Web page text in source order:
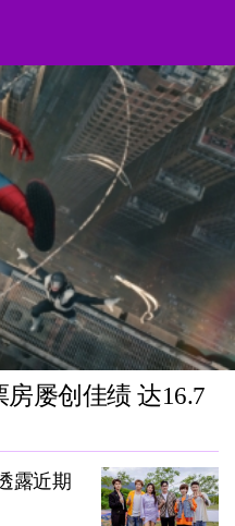
房屡创佳绩 达16.7
露近期